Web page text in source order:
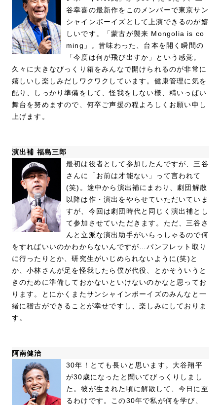
谷幸喜の最新作をこのメンバーで東京サン
シャインボーイズとして上演できるのが嬉
しいです。「蒙古が襲来 Mongolia is co
ming」。昔味わった、台本を開く瞬間の
「今度は何が飛び出すか」という感覚。
久々に大きなびっくり箱をみんなで開けられるのが非常に
嬉しいし楽しみだしワクワクしています。健康管理に気を
配り、しっかり準備をして、怪我をしない様、精いっぱい
舞台を努めますので、何卒ご声援の程よろしくお願い申し
上げます。
演出補 福島三郎
最初は役者として参加したんですが、三谷
さんに「お前は才能ない」って言われて
(笑)。途中から演出補にまわり、劇団解散
以降は作・演出をやらせていただいていま
すが、今回は劇団時代と同じく演出補とし
て参加させていただきます。ただ、三谷さ
んと立派な演出助手がいらっしゃるので何
をすればいいのかわからないんですが…パンフレット取り
に行ったりとか、研究生がいじめられないように(笑)と
か、小林さんが足を怪我したら僕が代役、とかそういうと
きのために準備しておかないといけないのかなと思ってお
ります。とにかくまたサンシャインボーイズのみんなと一
緒に稽古ができることが幸せですし、楽しみにしておりま
す。
阿南健治
30年！とても長いと思います。大谷翔平
が30歳になったと聞いてびっくりしまし
た。彼が生まれた頃に解散して、今日に至
るわけです。この30年で私が何を学び、